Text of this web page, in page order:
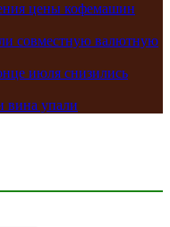
цены кофемашин
совместную валютную
июля снизились
вина упали